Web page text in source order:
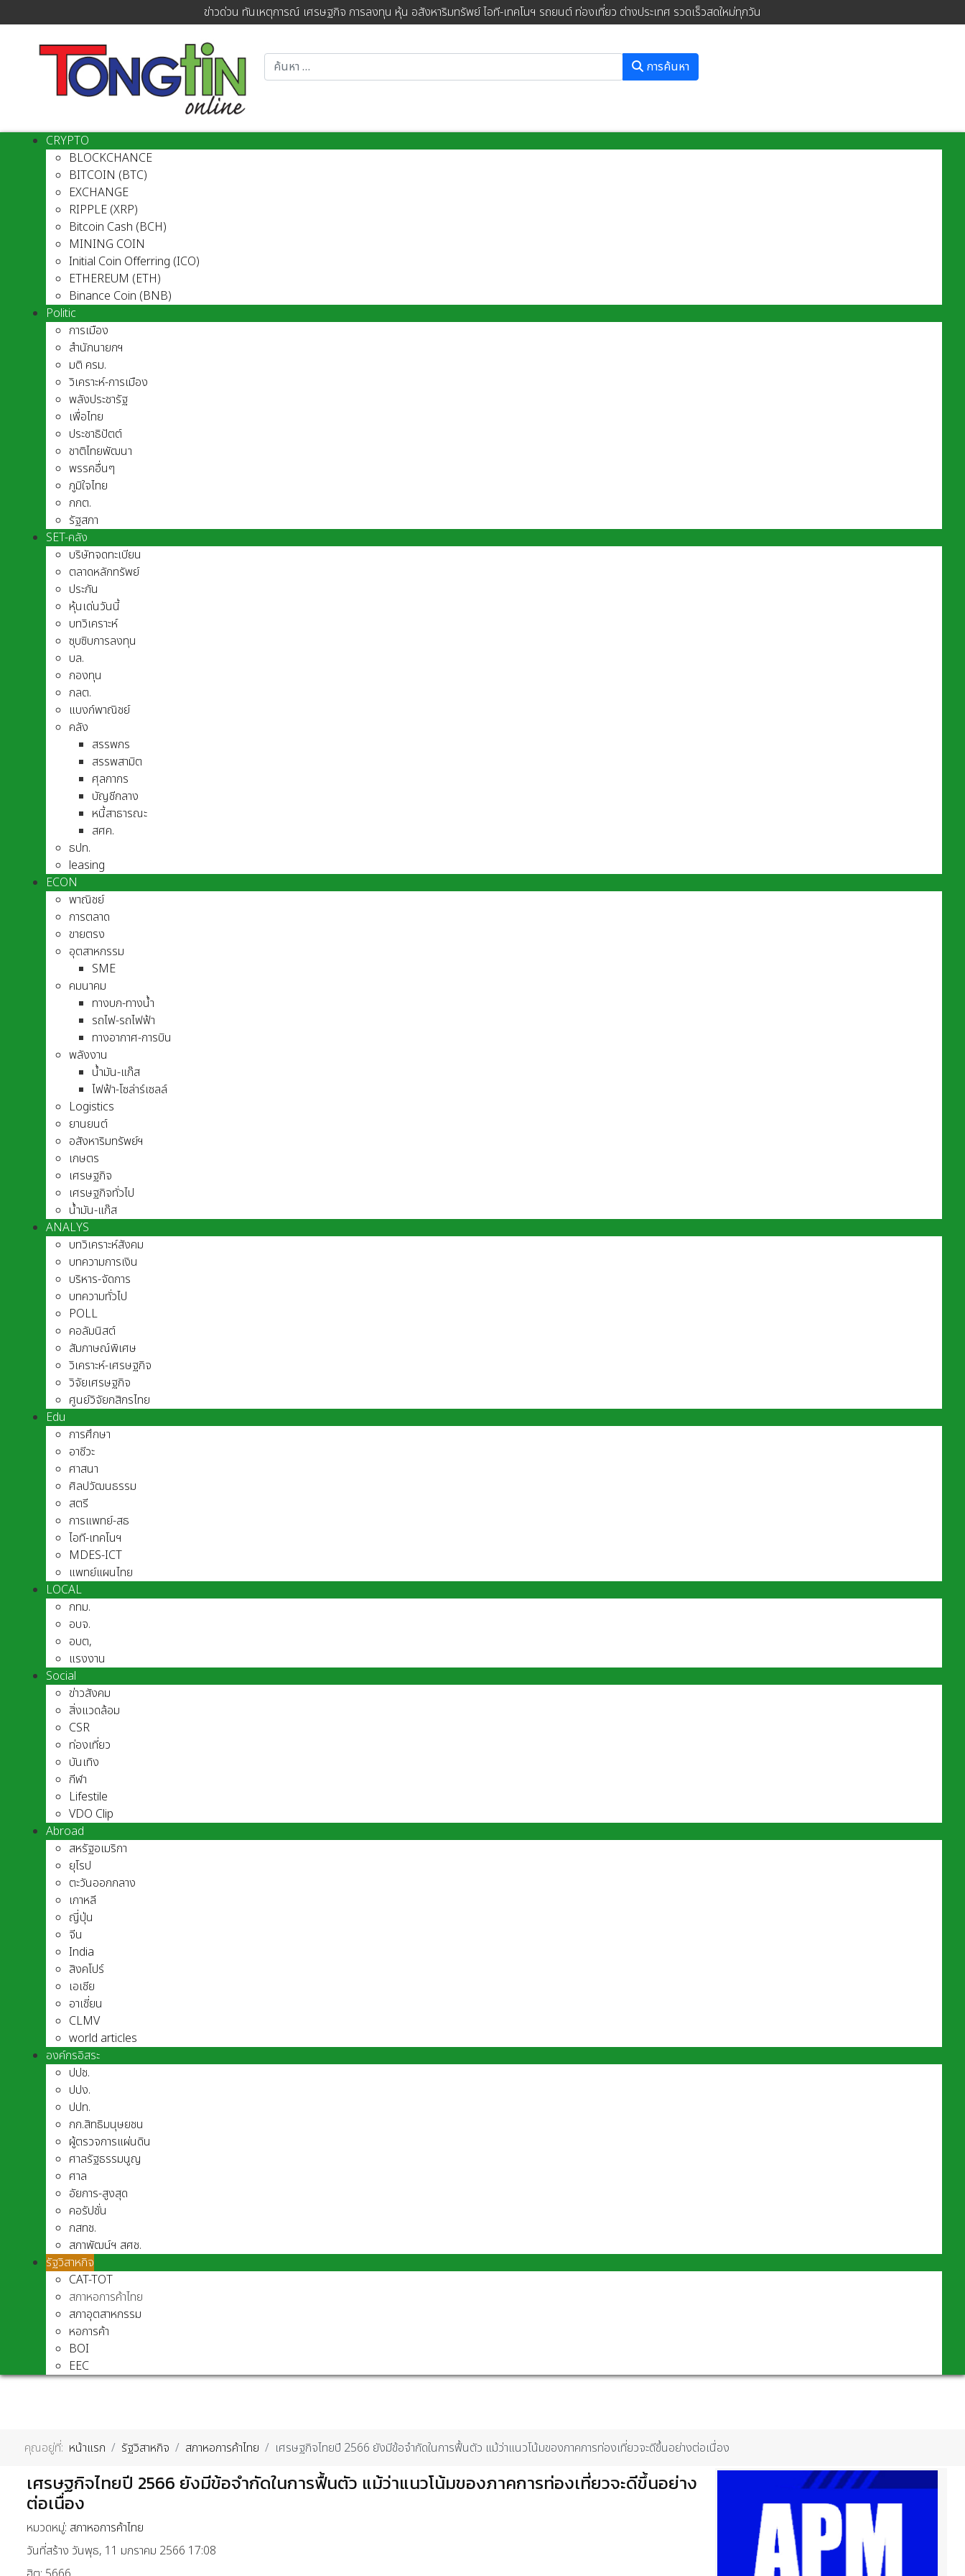
ข่าวด่วน ทันเหตุการณ์ เศรษฐกิจ การลงทุน หุ้น อสังหาริมทรัพย์ ไอที-เทคโนฯ รถยนต์ ท่องเที่ยว ต่างประเทศ รวดเร็วสดใหม่ทุกวัน
การค้นหา
CRYPTO
BLOCKCHANCE
BITCOIN (BTC)
EXCHANGE
RIPPLE (XRP)
Bitcoin Cash (BCH)
MINING COIN
Initial Coin Offerring (ICO)
ETHEREUM (ETH)
Binance Coin (BNB)
Politic
การเมือง
สำนักนายกฯ
มติ ครม.
วิเคราะห์-การเมือง
พลังประชารัฐ
เพื่อไทย
ประชาธิปัตต์
ชาติไทยพัฒนา
พรรคอื่นๆ
ภูมิใจไทย
กกต.
รัฐสภา
SET-คลัง
บริษัทจดทะเบียน
ตลาดหลักทรัพย์
ประกัน
หุ้นเด่นวันนี้
บทวิเคราะห์
ซุบซิบการลงทุน
บล.
กองทุน
กลต.
แบงก์พาณิชย์
คลัง
สรรพกร
สรรพสามิต
ศุลกากร
บัญชีกลาง
หนี้สาธารณะ
สศค.
ธปท.
leasing
ECON
พาณิชย์
การตลาด
ขายตรง
อุตสาหกรรม
SME
คมนาคม
ทางบก-ทางน้ำ
รถไฟ-รถไฟฟ้า
ทางอากาศ-การบิน
พลังงาน
น้ำมัน-แก๊ส
ไฟฟ้า-โซล่าร์เซลล์
Logistics
ยานยนต์
อสังหาริมทรัพย์ฯ
เกษตร
เศรษฐกิจ
เศรษฐกิจทั่วไป
น้ำมัน-แก๊ส
ANALYS
บทวิเคราะห์สังคม
บทความการเงิน
บริหาร-จัดการ
บทความทั่วไป
POLL
คอลัมนิสต์
สัมภาษณ์พิเศษ
วิเคราะห์-เศรษฐกิจ
วิจัยเศรษฐกิจ
ศูนย์วิจัยกสิกรไทย
Edu
การศึกษา
อาชีวะ
ศาสนา
ศิลปวัฒนธรรม
สตรี
การแพทย์-สธ
ไอที-เทคโนฯ
MDES-ICT
แพทย์แผนไทย
LOCAL
กทม.
อบจ.
อบต,
แรงงาน
Social
ข่าวสังคม
สิ่งแวดล้อม
CSR
ท่องเที่ยว
บันเทิง
กีฬา
Lifestile
VDO Clip
Abroad
สหรัฐอเมริกา
ยุโรป
ตะวันออกกลาง
เกาหลี
ญี่ปุ่น
จีน
India
สิงคโปร์
เอเชีย
อาเชี่ยน
CLMV
world articles
องค์กรอิสระ
ปปช.
ปปง.
ปปท.
กก.สิทธิมนุษยชน
ผู้ตรวจการแผ่นดิน
ศาลรัฐธรรมนูญ
ศาล
อัยการ-สูงสุด
คอรัปชั่น
กสทช.
สภาพัฒน์ฯ สศช.
รัฐวิสาหกิจ
CAT-TOT
สภาหอการค้าไทย
สภาอุตสาหกรรม
หอการค้า
BOI
EEC
คุณอยู่ที่: หน้าแรก รัฐวิสาหกิจ สภาหอการค้าไทย เศรษฐกิจไทยปี 2566 ยังมีข้อจำกัดในการฟื้นตัว แม้ว่าแนวโน้มของภาคการท่องเที่ยวจะดีขึ้นอย่างต่อเนื่อง
เศรษฐกิจไทยปี 2566 ยังมีข้อจำกัดในการฟื้นตัว แม้ว่าแนวโน้มของภาคการท่องเที่ยวจะดีขึ้นอย่าง
ต่อเนื่อง
หมวดหมู่: สภาหอการค้าไทย
วันที่สร้าง วันพุธ, 11 มกราคม 2566 17:08